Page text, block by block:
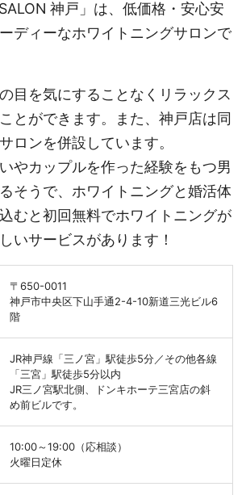
神戸」は、低価格・安心安
ディーなホワイトニングサロンで
目を気にすることなくリラックス
とができます。また、神戸店は同
ロンを併設しています。
やカップルを作った経験をもつ男
そうで、ホワイトニングと婚活体
むと初回無料でホワイトニングが
いサービスがあります！
〒650-0011
神戸市中央区下山手通2-4-10新道三光ビル6
階
JR神戸線「三ノ宮」駅徒歩5分／その他各線
「三宮」駅徒歩5分以内
JR三ノ宮駅北側、ドンキホーテ三宮店の斜
め前ビルです。
10:00～19:00（応相談）
火曜日定休